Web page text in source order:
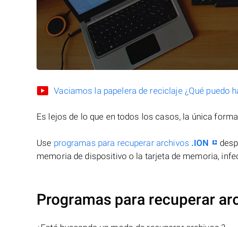
Vaciamos la papelera de reciclaje ¿Qué puedo
Es lejos de lo que en todos los casos, la única
Use programas para recuperar archivos .ION
memoria de dispositivo o la tarjeta de memoria,
Programas para recuperar